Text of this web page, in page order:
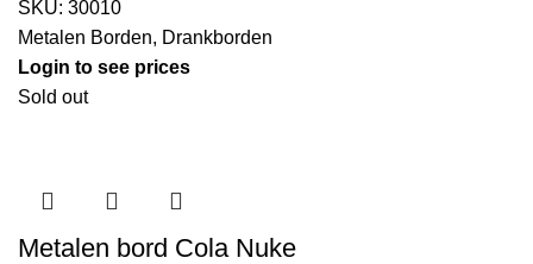
SKU: 30010
Metalen Borden, Drankborden
Login to see prices
Sold out
Metalen bord Cola Nuke